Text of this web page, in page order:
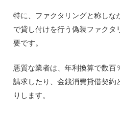
特に、ファクタリングと称しな
で貸し付けを行う偽装ファクタ
要です。
悪質な業者は、年利換算で数百
請求したり、金銭消費貸借契約
りします。